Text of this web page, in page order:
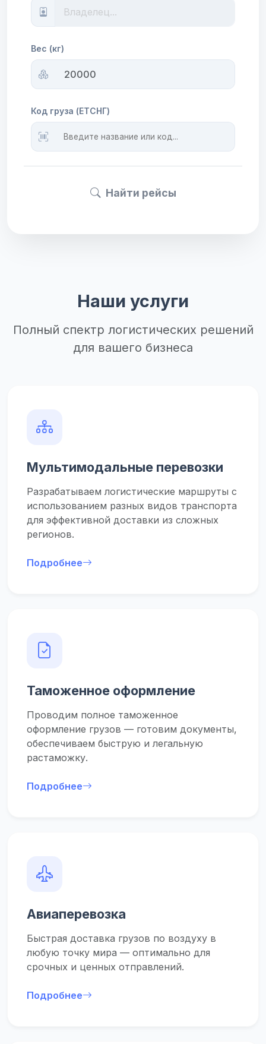
Вес (кг)
Код груза (ЕТСНГ)
Найти рейсы
Наши услуги
Полный спектр логистических решений
для вашего бизнеса
Мультимодальные перевозки
Разрабатываем логистические маршруты с
использованием разных видов транспорта
для эффективной доставки из сложных
регионов.
Подробнее
Таможенное оформление
Проводим полное таможенное
оформление грузов –– готовим документы,
обеспечиваем быструю и легальную
растаможку.
Подробнее
Авиаперевозка
Быстрая доставка грузов по воздуху в
любую точку мира — оптимально для
срочных и ценных отправлений.
Подробнее